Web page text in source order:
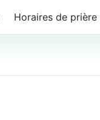
Horaires de prière